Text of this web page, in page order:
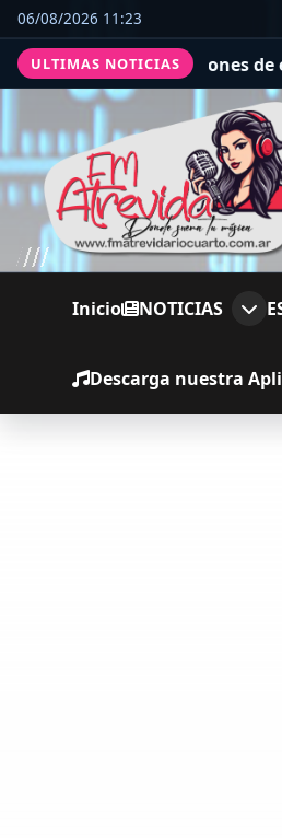
06/08/2026 11:23
ULTIMAS NOTICIAS
las previsiones de
Inicio NOTICIAS
Descarga nuestra